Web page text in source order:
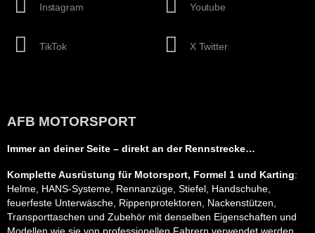
Instagram
TikTok
Youtube
X Twitter
AFB MOTORSPORT
Immer an deiner Seite – direkt an der Rennstrecke…
Komplette Ausrüstung für Motorsport, Formel 1 und Karting:
Helme, HANS-Systeme, Rennanzüge, Stiefel, Handschuhe,
feuerfeste Unterwäsche, Rippenprotektoren, Nackenstützen,
Transporttaschen und Zubehör mit denselben Eigenschaften und